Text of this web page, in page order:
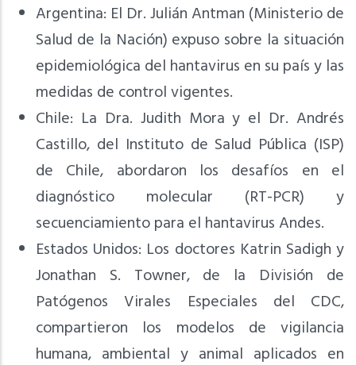
Argentina: El Dr. Julián Antman (Ministerio de
Salud de la Nación) expuso sobre la situación
epidemiológica del hantavirus en su país y las
medidas de control vigentes.
Chile: La Dra. Judith Mora y el Dr. Andrés
Castillo, del Instituto de Salud Pública (ISP)
de Chile, abordaron los desafíos en el
diagnóstico molecular (RT-PCR) y
secuenciamiento para el hantavirus Andes.
Estados Unidos: Los doctores Katrin Sadigh y
Jonathan S. Towner, de la División de
Patógenos Virales Especiales del CDC,
compartieron los modelos de vigilancia
humana, ambiental y animal aplicados en